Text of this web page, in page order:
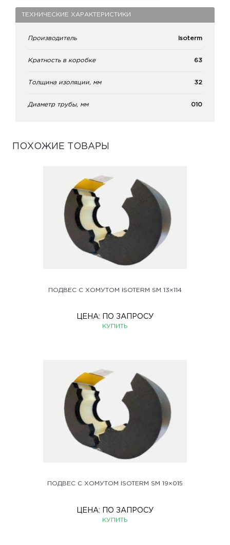
ТЕХНИЧЕСКИЕ ХАРАКТЕРИСТИКИ
Производитель Isoterm
Кратность в коробке 63
Толщина изоляции, мм 32
Диаметр трубы, мм 010
ПОХОЖИЕ ТОВАРЫ
ПОДВЕС С ХОМУТОМ ISOTERM SM 13×114
ЦЕНА: ПО ЗАПРОСУ
КУПИТЬ
ПОДВЕС С ХОМУТОМ ISOTERM SM 19×015
ЦЕНА: ПО ЗАПРОСУ
КУПИТЬ